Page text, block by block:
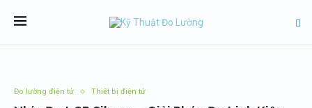
Đo lường điện tử Thiết bị điện tử